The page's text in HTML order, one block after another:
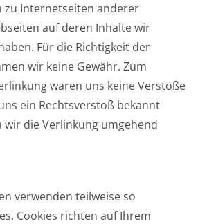
zu Internetseiten anderer
auf deren Inhalte wir
Für die Richtigkeit der
wir keine Gewähr. Zum
waren uns keine Verstöße
ein Rechtsverstoß bekannt
wir die Verlinkung umgehend
verwenden teilweise so
Cookies richten auf Ihrem